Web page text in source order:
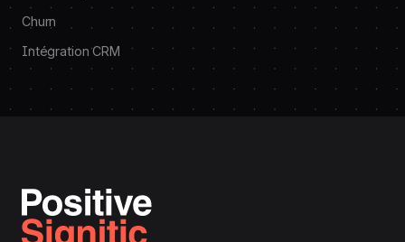
Churn
Intégration CRM